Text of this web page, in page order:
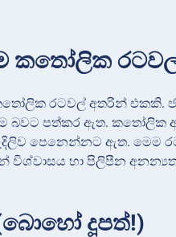
කතෝලික
රටවල් අතරින්
බවට පත්කර ඇත. කතෝලික
පෙනෙන්නට ඇත. මෙම
විශ්වාසය හා පිලිපීන
දූපත්!)